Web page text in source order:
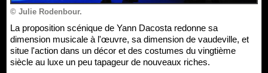
© Julie Rodenbour.
La proposition scénique de Yann Dacosta redonne sa
dimension musicale à l'œuvre, sa dimension de vaudeville, et
situe l'action dans un décor et des costumes du vingtième
siècle au luxe un peu tapageur de nouveaux riches.